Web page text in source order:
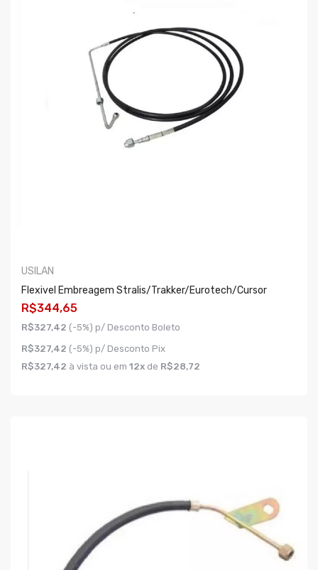
USILAN
Flexivel Embreagem Stralis/trakker/eurotech/cursor
R$344,65
R$327,42 (-5%) p/ Desconto Boleto
R$327,42 (-5%) p/ Desconto Pix
R$327,42 à vista ou em 12x de R$28,72